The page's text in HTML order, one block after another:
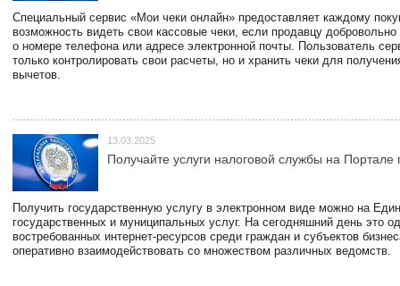
Специальный сервис «Мои чеки онлайн» предоставляет каждому
возможность видеть свои кассовые чеки, если продавцу
о номере телефона или адресе электронной почты. Пользователь
только контролировать свои расчеты, но и хранить чеки для
вычетов.
13.03.2025
Получайте услуги налоговой службы на Портале
Получить государственную услугу в электронном виде можно на
государственных и муниципальных услуг. На сегодняшний день это
востребованных интернет-ресурсов среди граждан и субъектов
оперативно взаимодействовать со множеством различных ведомств.